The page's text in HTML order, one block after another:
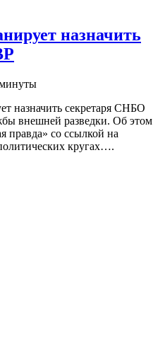
назначить
назначить секретаря СНБО
внешней разведки. Об этом
правда» со ссылкой на
кругах….